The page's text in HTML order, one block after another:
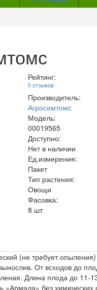
Рейтинг:
0 отзывов
Производитель:
Агросемтомс
Модель:
00019565
Доступно:
Нет в наличии
Ед.измерения:
Пакет
Тип растения:
Овощи
Фасовка:
8 шт
(не требует
От всходов до
Длина плода до
«Армада» без